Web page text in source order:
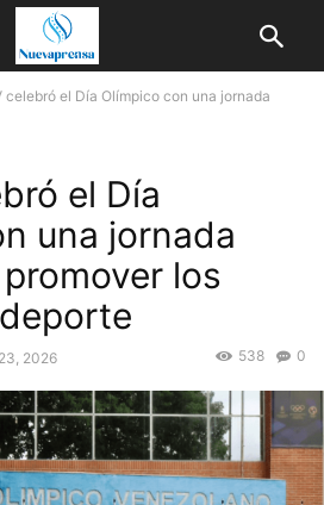
celebró el Día Olímpico con una jornada
el Día
una jornada
los
2026 0
538